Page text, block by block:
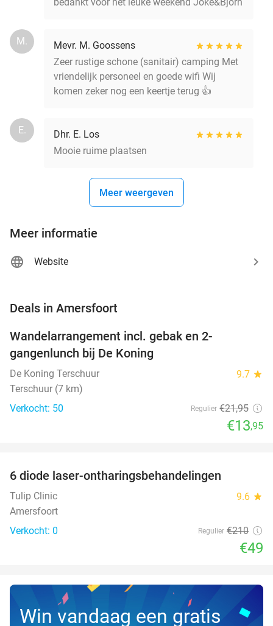
M.
Mevr. M. Goossens
Zeer rustige schone (sanitair) camping Met
vriendelijk personeel en goede wifi Wij
komen zeker nog een keertje terug 👍
E.
Dhr. E. Los
Mooie ruime plaatsen
Meer weergeven
Meer informatie
Website
Deals in Amersfoort
TODAY
Wandelarrangement incl. gebak en 2-
gangenlunch bij De Koning
De Koning Terschuur 9.7 star
Terschuur (7 km)
Verkocht: 50
Regulier €21,95
€13,95
TODAY
6 diode laser-ontharingsbehandelingen
Tulip Clinic 9.6 star
Amersfoort
Verkocht: 0
Regulier €210
€49
Win vandaag een gratis